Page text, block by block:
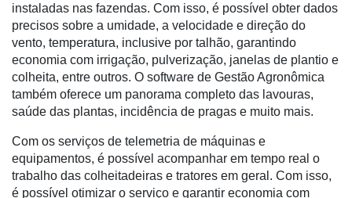
de
Precisão
Automação
e
Robótica
Conectividade
Dados
Análise
instaladas nas fazendas. Com isso, é possível obter dados
precisos sobre a umidade, a velocidade e direção do
vento, temperatura, inclusive por talhão, garantindo
economia com irrigação, pulverização, janelas de plantio e
colheita, entre outros. O software de Gestão Agronômica
também oferece um panorama completo das lavouras,
saúde das plantas, incidência de pragas e muito mais.
Com os serviços de telemetria de máquinas e
equipamentos, é possível acompanhar em tempo real o
trabalho das colheitadeiras e tratores em geral. Com isso,
é possível otimizar o serviço e garantir economia com